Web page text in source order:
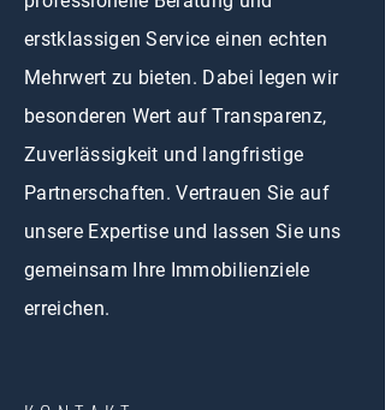
erstklassigen Service einen echten
Mehrwert zu bieten. Dabei legen wir
besonderen Wert auf Transparenz,
Zuverlässigkeit und langfristige
Partnerschaften. Vertrauen Sie auf
unsere Expertise und lassen Sie uns
gemeinsam Ihre Immobilienziele
erreichen.